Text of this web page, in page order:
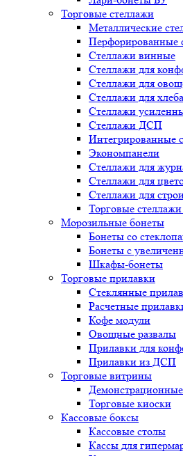
Торговые стеллажи
Металлические
Перфорированные
Стеллажи винные
Стеллажи для
Стеллажи для
Стеллажи для хлеба
Стеллажи
Стеллажи ДСП
Интегрированные
Экономпанели
Стеллажи для
Стеллажи для
Стеллажи для
Торговые
Морозильные бонеты
Бонеты со
Бонеты с
Шкафы-бонеты
Торговые прилавки
Стеклянные
Расчетные
Кофе модули
Овощные развалы
Прилавки для
Прилавки из ДСП
Торговые витрины
Торговые киоски
Кассовые боксы
Кассовые столы
Кассы для